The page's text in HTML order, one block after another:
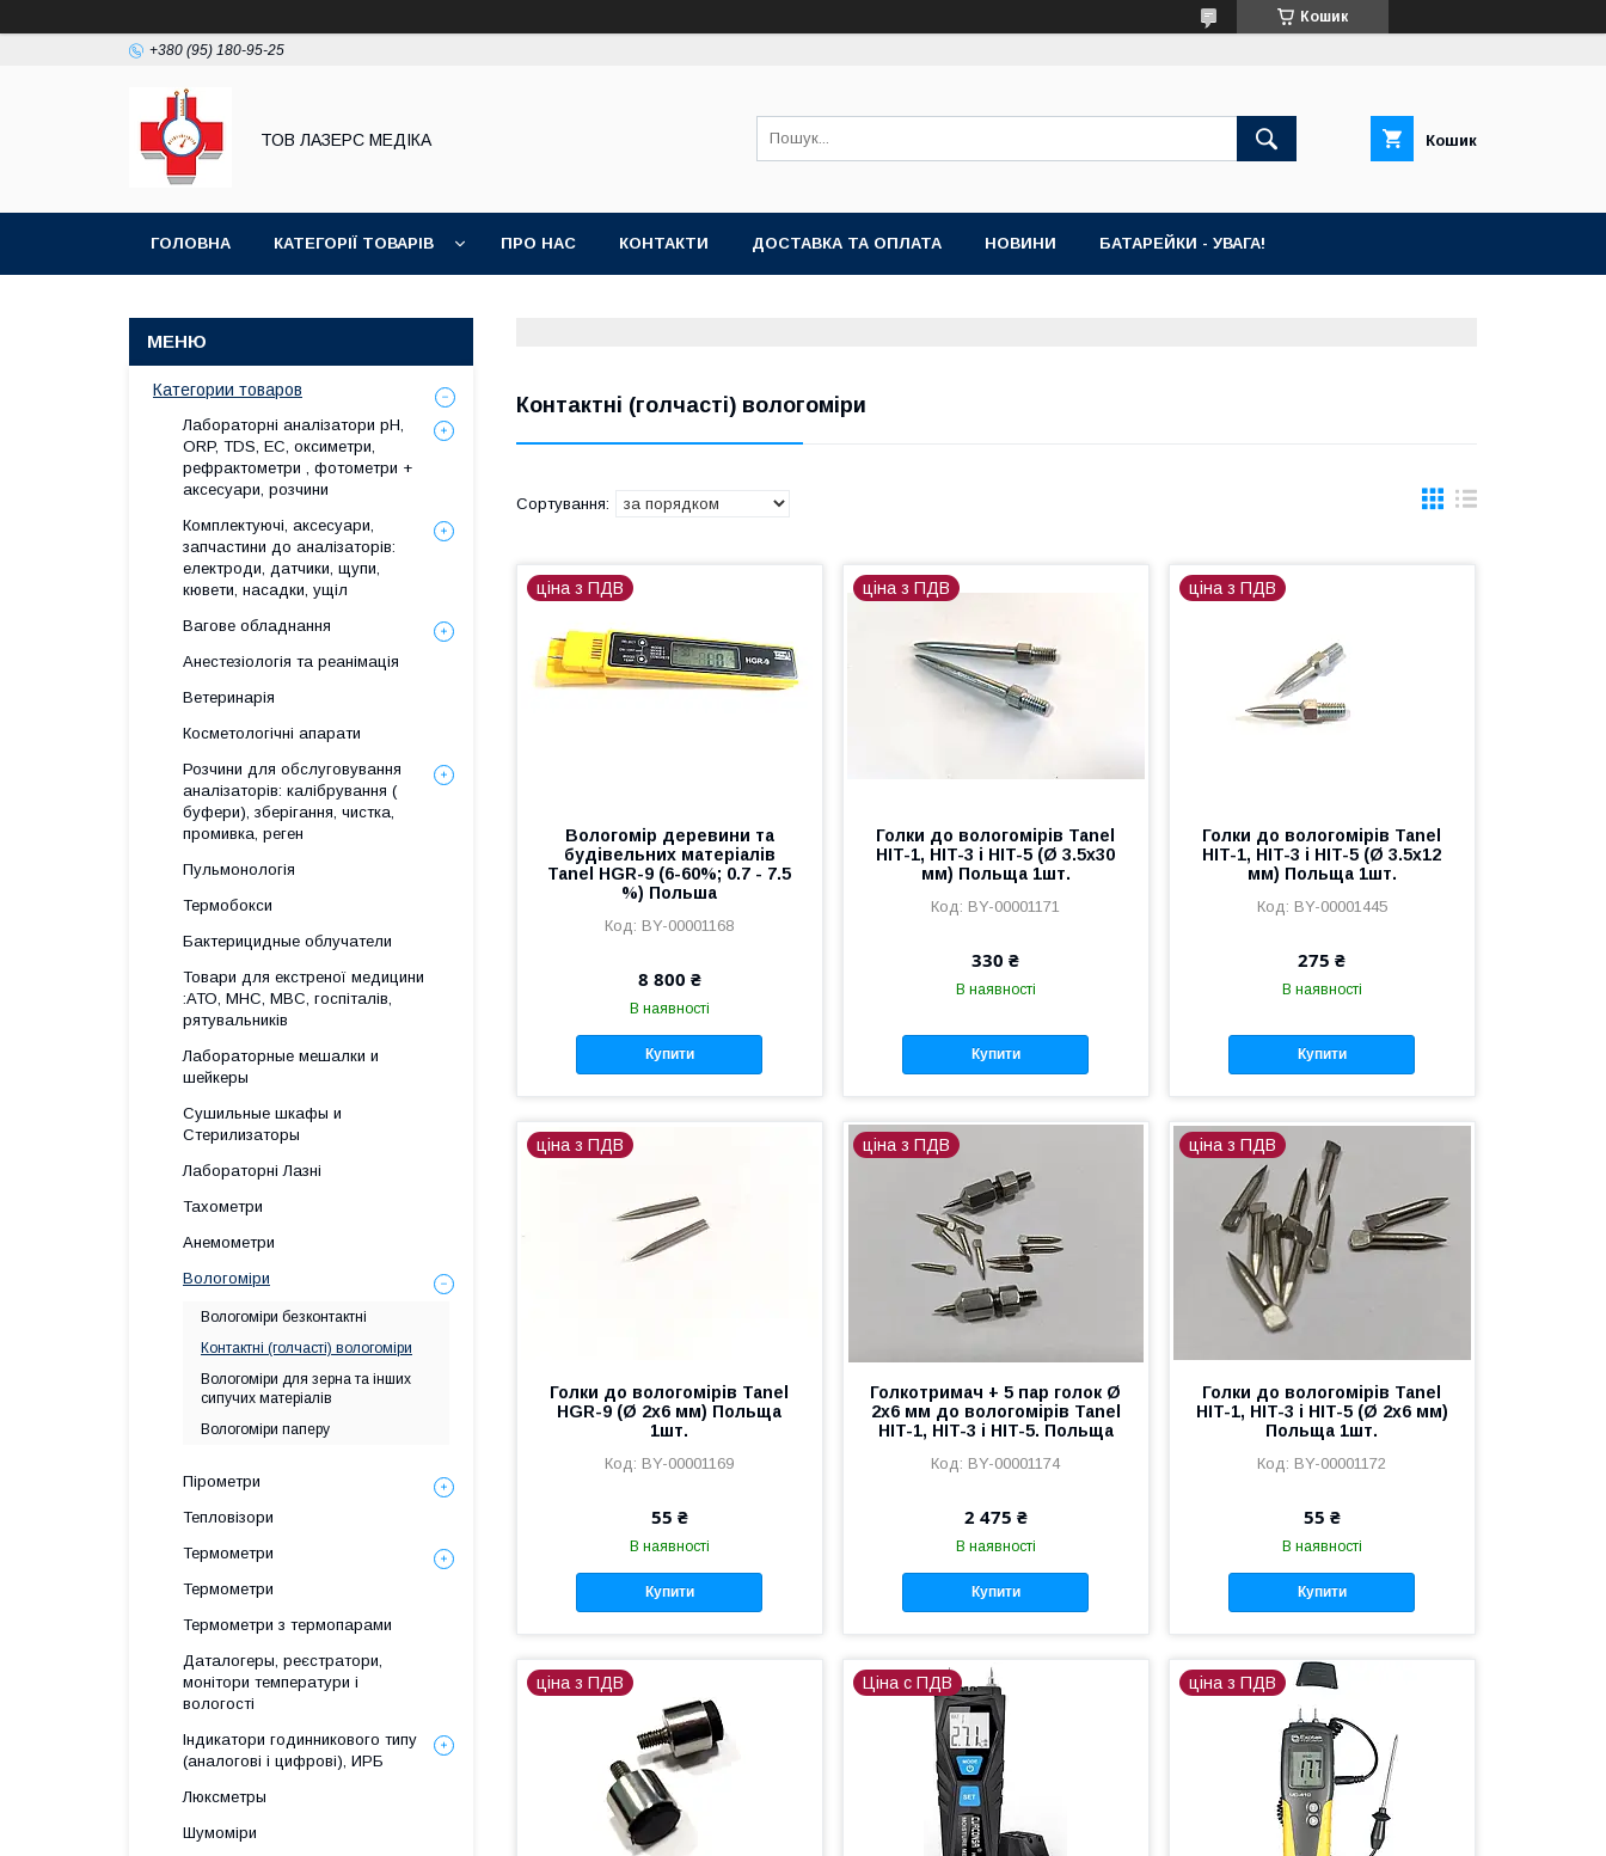
Кошик
+380 (95) 180-95-25
ТОВ ЛАЗЕРС МЕДІКА Кошик
ГОЛОВНА КАТЕГОРІЇ ТОВАРІВ ПРО НАС КОНТАКТИ ДОСТАВКА ТА ОПЛАТА НОВИНИ БАТАРЕЙКИ - УВАГА!
Контактні (голчасті) вологоміри
ціна з ПДВ
Вологомір деревини та
будівельних матеріалів
Tanel HGR-9 (6-60%; 0.7 - 7.5
%) Польша
BY-00001168
8 800 ₴
В наявності
Купити
ціна з ПДВ
Голки до вологомірів Tanel
HIT-1, HIT-3 і HIT-5 (Ø 3.5x30
мм) Польща 1шт.
BY-00001171
330 ₴
В наявності
Купити
ціна з ПДВ
Голки до вологомірів Tanel
HIT-1, HIT-3 і HIT-5 (Ø 3.5x12
мм) Польща 1шт.
BY-00001445
275 ₴
В наявності
Купити
ціна з ПДВ
Голки до вологомірів Tanel
HGR-9 (Ø 2x6 мм) Польща
1шт.
BY-00001169
55 ₴
В наявності
Купити
ціна з ПДВ
Голкотримач + 5 пар голок Ø
2x6 мм до вологомірів Tanel
HIT-1, HIT-3 і HIT-5. Польща
BY-00001174
2 475 ₴
В наявності
Купити
ціна з ПДВ
Голки до вологомірів Tanel
HIT-1, HIT-3 і HIT-5 (Ø 2x6 мм)
Польща 1шт.
BY-00001172
55 ₴
В наявності
Купити
ціна з ПДВ Ціна с ПДВ ціна з ПДВ
Категории товаров
Лабораторні аналізатори pH,
ORP, TDS, EC, оксиметри,
рефрактометри , фотометри +
аксесуари, розчини
Комплектуючі, аксесуари,
запчастини до аналізаторів:
електроди, датчики, щупи,
кювети, насадки, ущіл
Вагове обладнання
Анестезіологія та реанімація
Ветеринарія
Косметологічні апарати
Розчини для обслуговування
аналізаторів: калібрування (
буфери), зберігання, чистка,
промивка, реген
Пульмонологія
Термобокси
Бактерицидные облучатели
Товари для екстреної медицини
:АТО, МНС, МВС, госпіталів,
рятувальників
Лабораторные мешалки и
шейкеры
Сушильные шкафы и
Стерилизаторы
Лабораторні Лазні
Тахометри
Анемометри
Вологоміри
Вологоміри безконтактні
Контактні (голчасті) вологоміри
Вологоміри для зерна та інших
сипучих матеріалів
Вологоміри паперу
Пірометри
Тепловізори
Термометри
Термометри
Термометри з термопарами
Даталогеры, реєстратори,
монітори температури і
вологості
Індикатори годинникового типу
(аналогові і цифрові), ИРБ
Люксметры
Шумоміри